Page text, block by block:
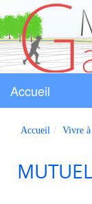
Gardouch
Accueil
Accueil Vivre à